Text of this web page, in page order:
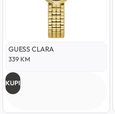
GUESS CLARA
339 KM
KUPI